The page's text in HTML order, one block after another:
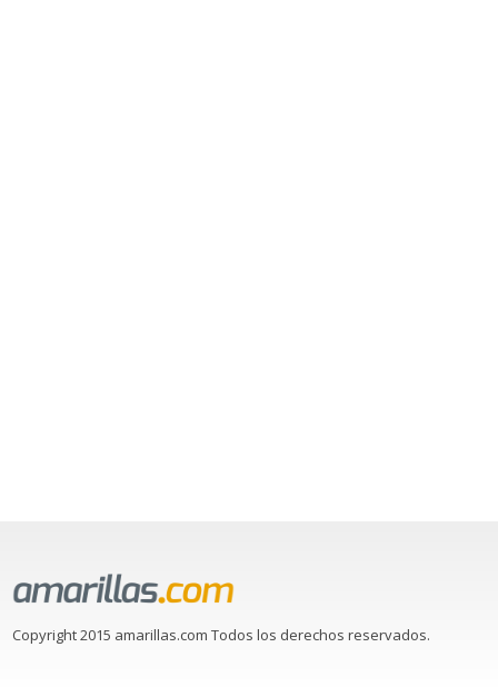
Copyright 2015 amarillas.com Todos los derechos reservados.